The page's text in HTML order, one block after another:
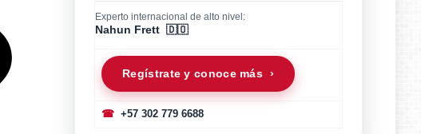
Experto internacional de alto nivel:
Nahun Frett 🇩🇴
Regístrate y conoce más ›
☎ +57 302 779 6688